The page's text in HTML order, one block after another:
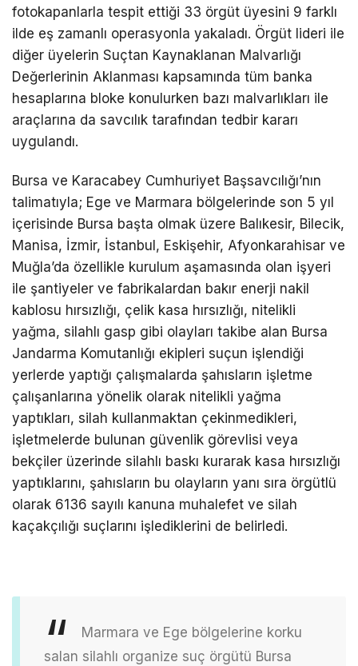
fotokapanlarla tespit ettiği 33 örgüt üyesini 9 farklı
ilde eş zamanlı operasyonla yakaladı. Örgüt lideri ile
diğer üyelerin Suçtan Kaynaklanan Malvarlığı
Değerlerinin Aklanması kapsamında tüm banka
hesaplarına bloke konulurken bazı malvarlıkları ile
araçlarına da savcılık tarafından tedbir kararı
uygulandı.
Bursa ve Karacabey Cumhuriyet Başsavcılığı’nın
talimatıyla; Ege ve Marmara bölgelerinde son 5 yıl
içerisinde Bursa başta olmak üzere Balıkesir, Bilecik,
Manisa, İzmir, İstanbul, Eskişehir, Afyonkarahisar ve
Muğla’da özellikle kurulum aşamasında olan işyeri
ile şantiyeler ve fabrikalardan bakır enerji nakil
kablosu hırsızlığı, çelik kasa hırsızlığı, nitelikli
yağma, silahlı gasp gibi olayları takibe alan Bursa
Jandarma Komutanlığı ekipleri suçun işlendiği
yerlerde yaptığı çalışmalarda şahısların işletme
çalışanlarına yönelik olarak nitelikli yağma
yaptıkları, silah kullanmaktan çekinmedikleri,
işletmelerde bulunan güvenlik görevlisi veya
bekçiler üzerinde silahlı baskı kurarak kasa hırsızlığı
yaptıklarını, şahısların bu olayların yanı sıra örgütlü
olarak 6136 sayılı kanuna muhalefet ve silah
kaçakçılığı suçlarını işlediklerini de belirledi.
Marmara ve Ege bölgelerine korku
salan silahlı organize suç örgütü Bursa